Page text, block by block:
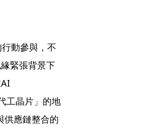
動參與，不
緊張背景下
工晶片」的地
供應鏈整合的